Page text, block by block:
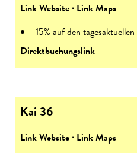
Link Website ∙ Link Maps
-15% auf den
Direktbuchungslink
Kai 36
Link Website ∙ Link Maps